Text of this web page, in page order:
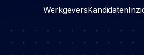
WerkgeversKandidaten